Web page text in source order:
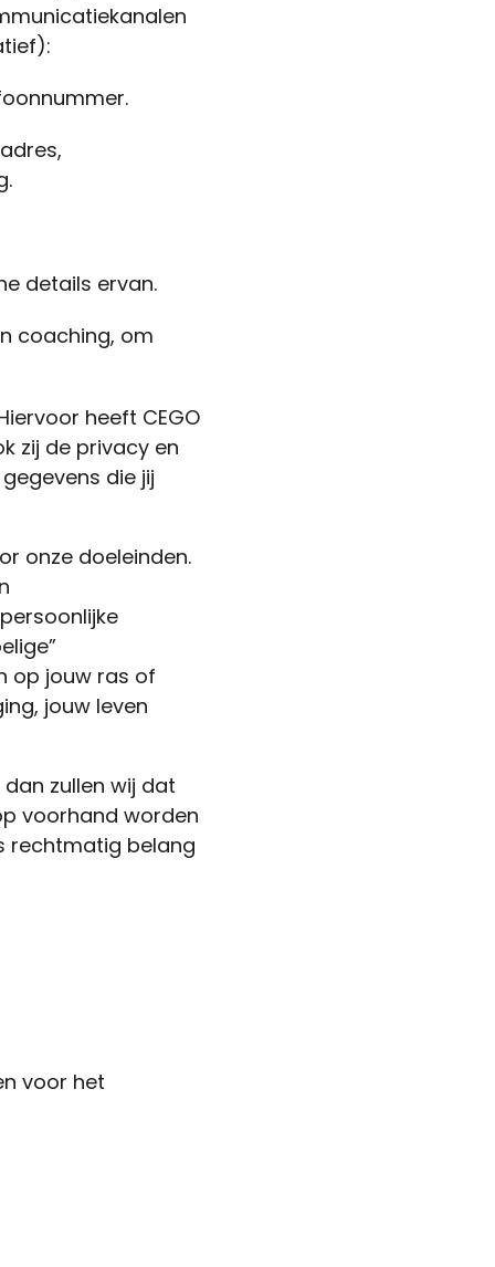
details ervan.
coaching, om
heeft CEGO
zij de privacy en
die jij
onze doeleinden.
op jouw ras of
jouw leven
zullen wij dat
voorhand worden
rechtmatig belang
voor het